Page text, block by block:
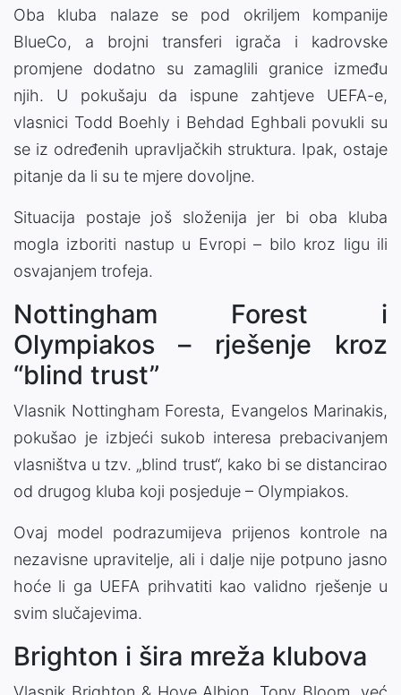
Oba kluba nalaze se pod okriljem kompanije
BlueCo, a brojni transferi igrača i kadrovske
promjene dodatno su zamaglili granice između
njih. U pokušaju da ispune zahtjeve UEFA-e,
vlasnici Todd Boehly i Behdad Eghbali povukli su
se iz određenih upravljačkih struktura. Ipak, ostaje
pitanje da li su te mjere dovoljne.
Situacija postaje još složenija jer bi oba kluba
mogla izboriti nastup u Evropi – bilo kroz ligu ili
osvajanjem trofeja.
Nottingham Forest i
Olympiakos – rješenje kroz
“blind trust”
Vlasnik Nottingham Foresta, Evangelos Marinakis,
pokušao je izbjeći sukob interesa prebacivanjem
vlasništva u tzv. „blind trust“, kako bi se distancirao
od drugog kluba koji posjeduje – Olympiakos.
Ovaj model podrazumijeva prijenos kontrole na
nezavisne upravitelje, ali i dalje nije potpuno jasno
hoće li ga UEFA prihvatiti kao validno rješenje u
svim slučajevima.
Brighton i šira mreža klubova